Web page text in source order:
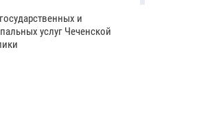
и
услуг Чеченской